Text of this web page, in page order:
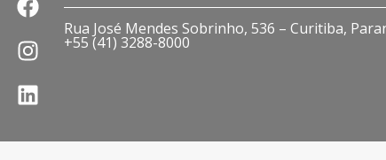
Rua José Mendes Sobrinho, 536 – Curitiba,
+55 (41) 3288-8000